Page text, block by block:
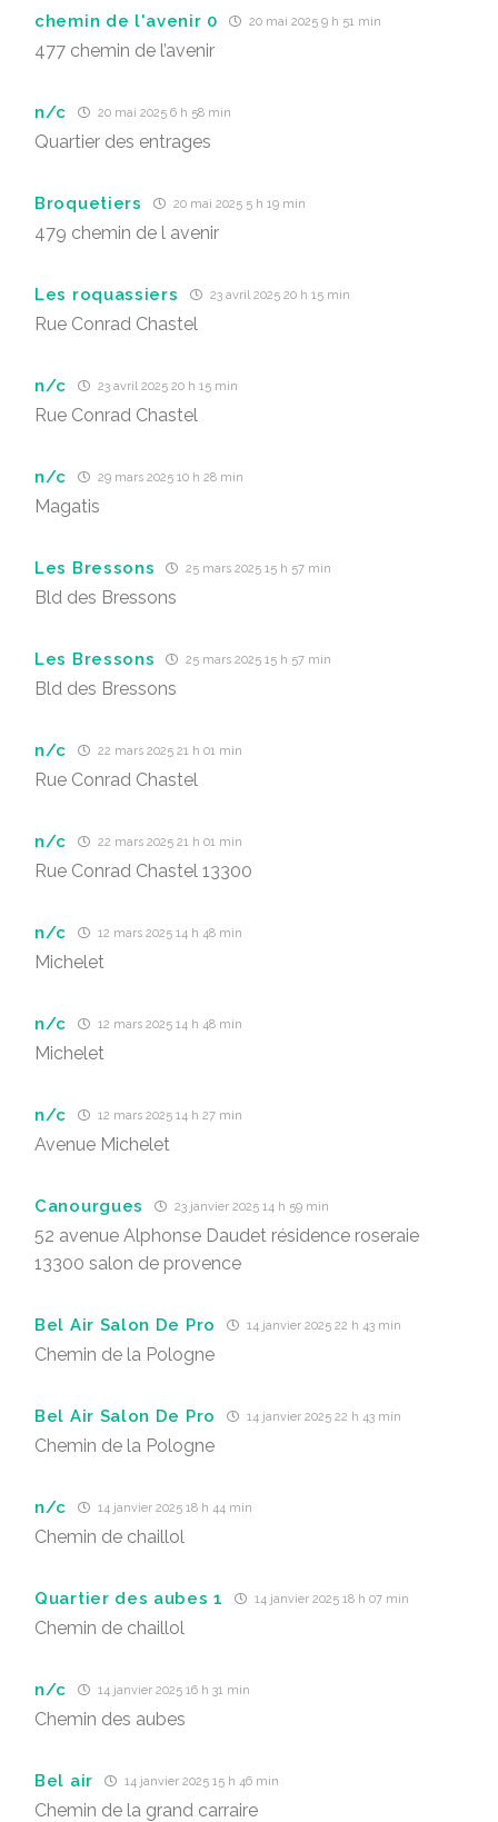
chemin de l'avenir 0 20 mai 2025 9 h 51 min
477 chemin de l’avenir
n/c 20 mai 2025 6 h 58 min
Quartier des entrages
Broquetiers 20 mai 2025 5 h 19 min
479 chemin de l avenir
Les roquassiers 23 avril 2025 20 h 15 min
Rue Conrad Chastel
n/c 23 avril 2025 20 h 15 min
Rue Conrad Chastel
n/c 29 mars 2025 10 h 28 min
Magatis
Les Bressons 25 mars 2025 15 h 57 min
Bld des Bressons
Les Bressons 25 mars 2025 15 h 57 min
Bld des Bressons
n/c 22 mars 2025 21 h 01 min
Rue Conrad Chastel
n/c 22 mars 2025 21 h 01 min
Rue Conrad Chastel 13300
n/c 12 mars 2025 14 h 48 min
Michelet
n/c 12 mars 2025 14 h 48 min
Michelet
n/c 12 mars 2025 14 h 27 min
Avenue Michelet
Canourgues 23 janvier 2025 14 h 59 min
52 avenue Alphonse Daudet résidence roseraie
13300 salon de provence
Bel Air Salon De Pro 14 janvier 2025 22 h 43 min
Chemin de la Pologne
Bel Air Salon De Pro 14 janvier 2025 22 h 43 min
Chemin de la Pologne
n/c 14 janvier 2025 18 h 44 min
Chemin de chaillol
Quartier des aubes 1 14 janvier 2025 18 h 07 min
Chemin de chaillol
n/c 14 janvier 2025 16 h 31 min
Chemin des aubes
Bel air 14 janvier 2025 15 h 46 min
Chemin de la grand carraire